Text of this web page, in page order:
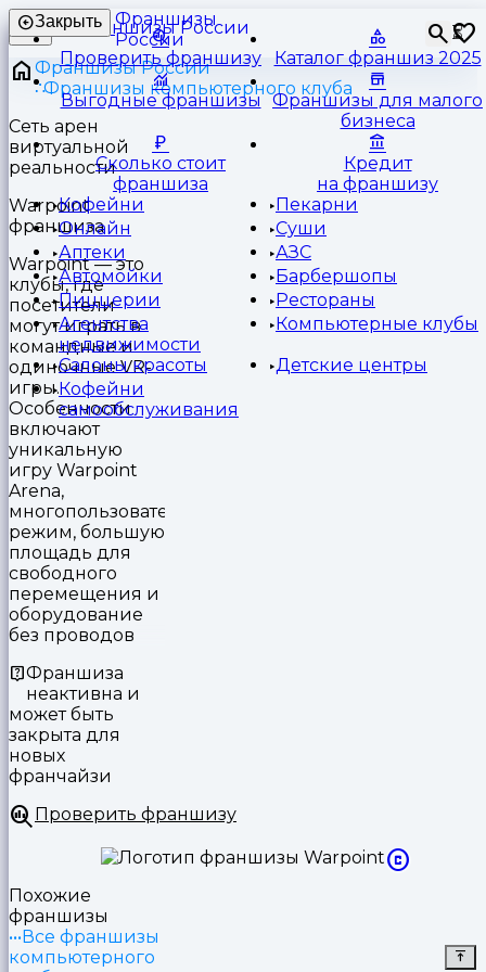
Франшизы
России
⏳
Закрыть
Проверить франшизу Каталог франшиз 2025
Выгодные франшизы
Франшизы для малого
бизнеса
Сколько стоит
франшиза
Кредит
на франшизу
Кофейни
Пекарни
Онлайн
Суши
Аптеки
АЗС
Автомойки
Барбершопы
Пиццерии
Рестораны
Агентства
недвижимости
Компьютерные клубы
Салоны красоты
Детские центры
Кофейни
самообслуживания
Франшизы России
Франшизы компьютерного клуба
Cеть арен
виртуальной
реальности
Warpoint
франшиза
Warpoint — это
клубы, где
посетители
могут играть в
командные и
одиночные VR-
игры.
Особенности
включают
уникальную
игру Warpoint
Arena,
многопользовательский
режим, большую
площадь для
свободного
перемещения и
оборудование
без проводов
Франшиза
неактивна и
может быть
закрыта для
новых
франчайзи
Проверить франшизу
Похожие
франшизы
Все франшизы
компьютерного